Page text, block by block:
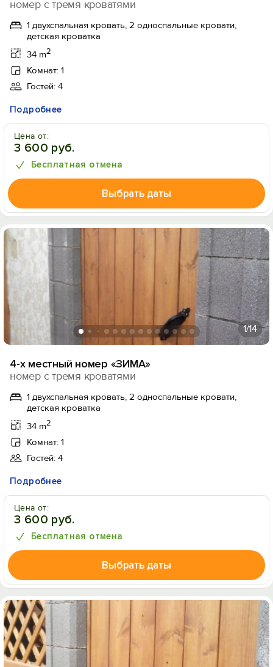
номер с тремя кроватями
1 двухспальная кровать, 2 односпальные кровати,
детская кроватка
34 m2
Комнат: 1
Гостей: 4
Подробнее
Цена от:
3 600 руб.
Бесплатная отмена
Выбрать даты
1/14
4-х местный номер «ЗИМА»
номер с тремя кроватями
1 двухспальная кровать, 2 односпальные кровати,
детская кроватка
34 m2
Комнат: 1
Гостей: 4
Подробнее
Цена от:
3 600 руб.
Бесплатная отмена
Выбрать даты